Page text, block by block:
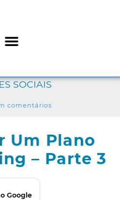
SOCIAIS
comentários
Um Plano
– Parte 3
Google